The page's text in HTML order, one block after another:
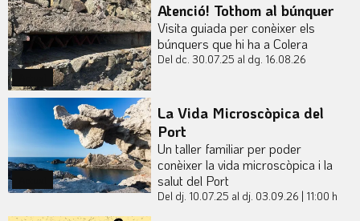
Atenció! Tothom al búnquer
Visita guiada per conèixer els
búnquers que hi ha a Colera
Del dc. 30.07.25 al dg. 16.08.26
La Vida Microscòpica del
Port
Un taller familiar per poder
conèixer la vida microscòpica i la
salut del Port
Del dj. 10.07.25 al dj. 03.09.26 | 11:00 h